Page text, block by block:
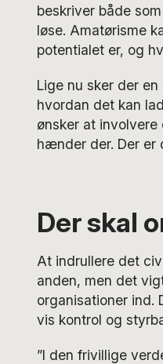
beskriver både
løse. Amatørisme
potentialet er, og
Lige nu sker der
hvordan det kan
ønsker at
hænder der. Der er
Der skal
At indrullere det
anden, men det
organisationer ind.
vis kontrol og
”I den frivillige